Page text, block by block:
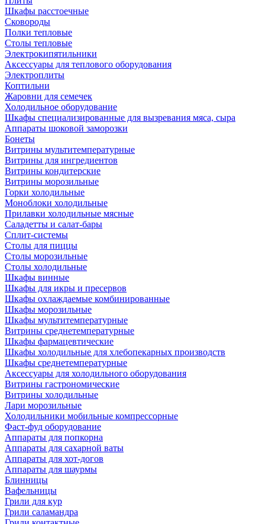
Шкафы расстоечные
Сковороды
Полки тепловые
Столы тепловые
Электрокипятильники
Аксессуары для теплового оборудования
Электроплиты
Коптильни
Жаровни для семечек
Холодильное оборудование
Шкафы специализированные для вызревания мяса, сыра
Аппараты шоковой заморозки
Бонеты
Витрины мультитемпературные
Витрины для ингредиентов
Витрины кондитерские
Витрины морозильные
Горки холодильные
Моноблоки холодильные
Прилавки холодильные мясные
Саладетты и салат-бары
Сплит-системы
Столы для пиццы
Столы морозильные
Столы холодильные
Шкафы винные
Шкафы для икры и пресервов
Шкафы охлаждаемые комбинированные
Шкафы морозильные
Шкафы мультитемпературные
Витрины среднетемпературные
Шкафы фармацевтические
Шкафы холодильные для хлебопекарных производств
Шкафы среднетемпературные
Аксессуары для холодильного оборудования
Витрины гастрономические
Витрины холодильные
Лари морозильные
Холодильники мобильные компрессорные
Фаст-фуд оборудование
Аппараты для попкорна
Аппараты для сахарной ваты
Аппараты для хот-догов
Аппараты для шаурмы
Блинницы
Вафельницы
Грили для кур
Грили саламандра